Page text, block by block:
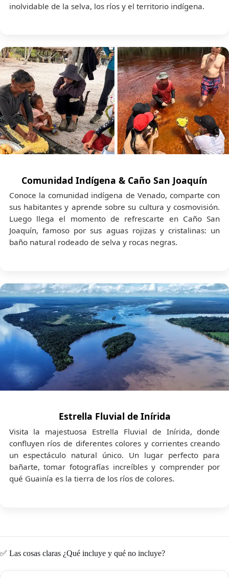
inolvidable de la selva, los ríos y el territorio indígena.
Comunidad Indígena & Caño San Joaquín
Conoce la comunidad indígena de Venado, comparte con
sus habitantes y aprende sobre su cultura y cosmovisión.
Luego llega el momento de refrescarte en Caño San
Joaquín, famoso por sus aguas rojizas y cristalinas: un
baño natural rodeado de selva y rocas negras.
Estrella Fluvial de Inírida
Visita la majestuosa Estrella Fluvial de Inírida, donde
confluyen ríos de diferentes colores y corrientes creando
un espectáculo natural único. Un lugar perfecto para
bañarte, tomar fotografías increíbles y comprender por
qué Guainía es la tierra de los ríos de colores.
✅ Las cosas claras ¿Qué incluye y qué no incluye?